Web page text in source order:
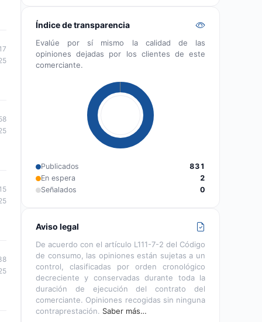
Índice de transparencia
Evalúe por sí mismo la calidad de las
opiniones dejadas por los clientes de este
comerciante.
Publicados
831
En espera
2
Señalados
0
Aviso legal
De acuerdo con el artículo L111-7-2 del Código
de consumo, las opiniones están sujetas a un
control, clasificadas por orden cronológico
decreciente y conservadas durante toda la
duración de ejecución del contrato del
comerciante. Opiniones recogidas sin ninguna
contraprestación. Saber más…